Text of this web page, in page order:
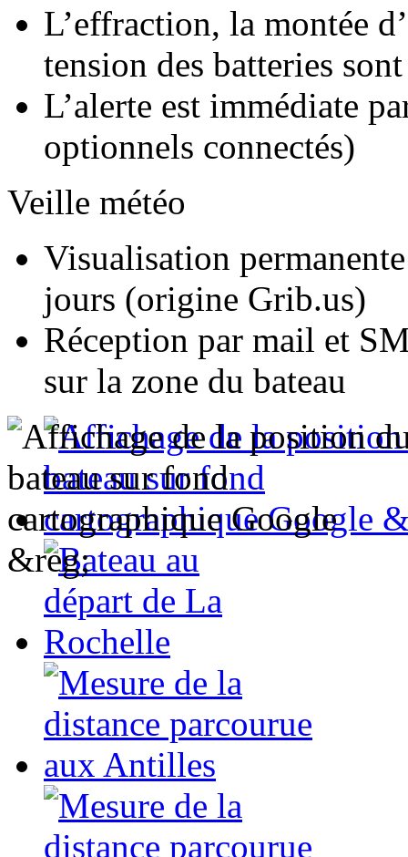
L’effraction, la montée
tension des batteries
L’alerte est immédiate
optionnels connectés)
Veille météo
Visualisation
jours (origine Grib.us)
Réception par mail et
sur la zone du bateau